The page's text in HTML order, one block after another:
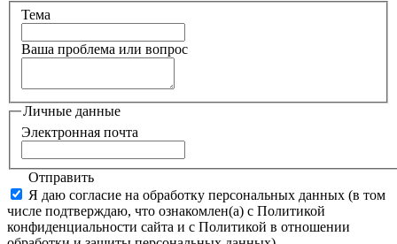
Тема
Ваша проблема или вопрос
Личные данные
Электронная почта
Отправить
Я даю согласие на обработку персональных данных (в том
числе подтверждаю, что ознакомлен(а) с Политикой
конфиденциальности сайта и с Политикой в отношении